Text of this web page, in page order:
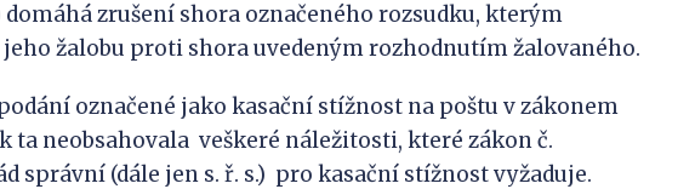
domáhá zrušení shora označeného rozsudku, kterým
žalobu proti shora uvedeným rozhodnutím žalovaného.
označené jako kasační stížnost na poštu v zákonem
ta neobsahovala veškeré náležitosti, které zákon č.
správní (dále jen s. ř. s.) pro kasační stížnost vyžaduje.